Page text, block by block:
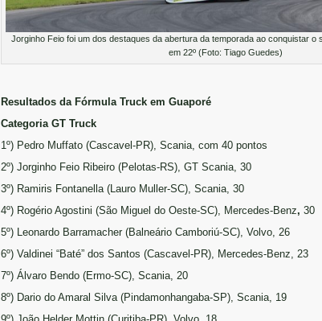
Jorginho Feio foi um dos destaques da abertura da temporada ao conquistar o
em 22º (Foto: Tiago Guedes)
Resultados da Fórmula Truck em Guaporé
Categoria GT Truck
1º) Pedro Muffato (Cascavel-PR), Scania, com 40 pontos
2º) Jorginho Feio Ribeiro (Pelotas-RS), GT Scania, 30
3º) Ramiris Fontanella (Lauro Muller-SC), Scania, 30
4º) Rogério Agostini (São Miguel do Oeste-SC), Mercedes-Benz, 30
5º) Leonardo Barramacher (Balneário Camboriú-SC), Volvo, 26
6º) Valdinei “Baté” dos Santos (Cascavel-PR), Mercedes-Benz, 23
7º) Álvaro Bendo (Ermo-SC), Scania, 20
8º) Dario do Amaral Silva (Pindamonhangaba-SP), Scania, 19